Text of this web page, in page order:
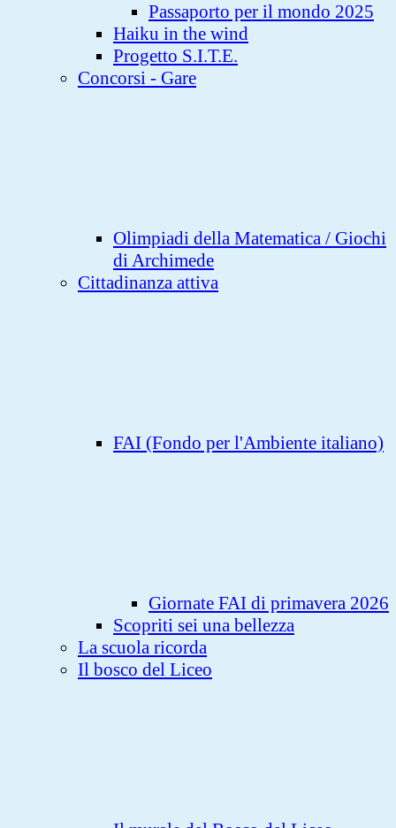
Passaporto per il mondo 2025
Haiku in the wind
Progetto S.I.T.E.
Concorsi - Gare
Olimpiadi della Matematica / Giochi
di Archimede
Cittadinanza attiva
FAI (Fondo per l'Ambiente italiano)
Giornate FAI di primavera 2026
Scopriti sei una bellezza
La scuola ricorda
Il bosco del Liceo